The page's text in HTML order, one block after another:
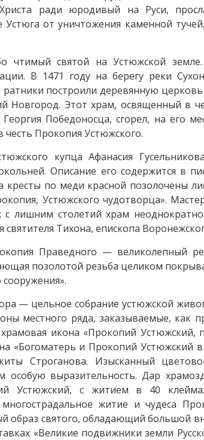
ради юродивый на Руси,
от уничтожения каменной
святой на Устюжской земле.
В 1471 году на берегу реки
построили деревянную
Этот храм, освященный в
Победоносца, сгорел, на его
Прокопия Устюжского.
купца Афанасия
Описание его содержится в
кресты по меди красной позолочены
Устюжского чудотворца».
лишним столетий храм
Тихона, епископа
Праведного — великолепный
позолотой резьба целиком
— цельное собрание устюжской
местного ряда, заказываемые, как
храмовая икона «Прокопий
«Богоматерь и Прокопий Устюжский
Строганова. Изысканный
выразительность. Дар
Устюжский, с житием в 40
житие и чудеса
образ святого, обладающий большой
«Великие подвижники земли